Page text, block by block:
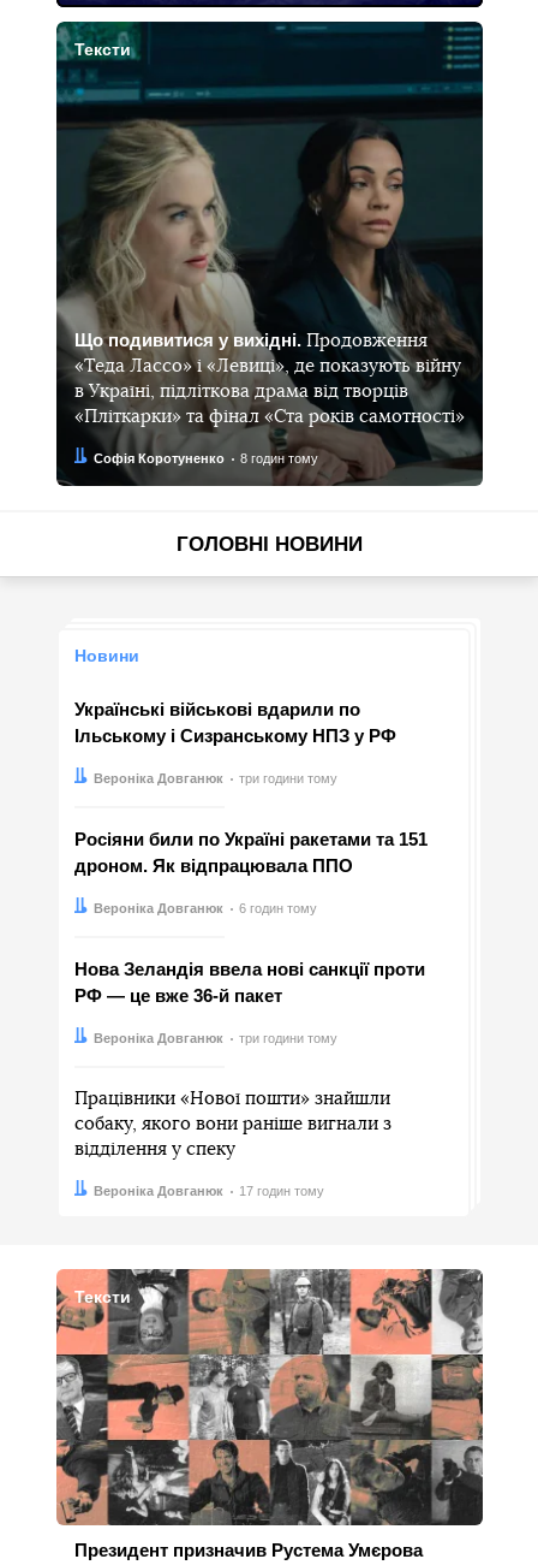
Тексти
Що подивитися у вихідні. Продовження
«Теда Лассо» і «Левиці», де показують війну
в Україні, підліткова драма від творців
«Пліткарки» та фінал «Ста років самотності»
Автор:
Софія Коротуненко
Дата: 8 годин тому
ГОЛОВНІ НОВИНИ
Новини
Українські військові вдарили по
Ільському і Сизранському НПЗ у РФ
Автор:Вероніка Довганюк
Дата: три години тому
Росіяни били по Україні ракетами та 151
дроном. Як відпрацювала ППО
Автор:Вероніка Довганюк
Дата: 6 годин тому
Нова Зеландія ввела нові санкції проти
РФ — це вже 36-й пакет
Автор:Вероніка Довганюк
Дата: три години тому
Працівники «Нової пошти» знайшли
собаку, якого вони раніше вигнали з
відділення у спеку
Автор:Вероніка Довганюк
Дата: 17 годин тому
Тексти
Президент призначив Рустема Умєрова